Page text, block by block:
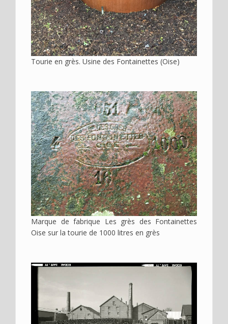
Tourie en grès. Usine des Fontainettes (Oise)
Image
Marque de fabrique Les grès des Fontainettes
Oise sur la tourie de 1000 litres en grès
Image